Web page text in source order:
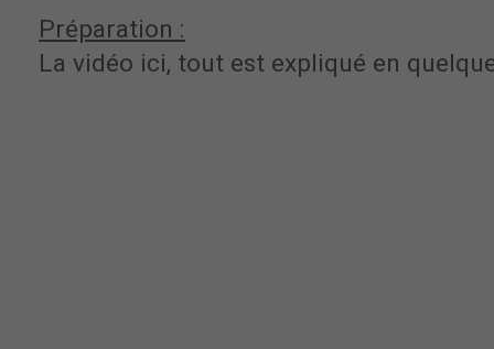
Préparation :
La vidéo ici, tout est expliqué en